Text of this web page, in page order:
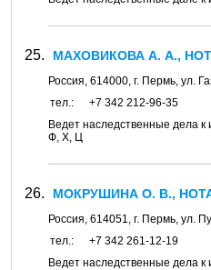
МАХОВИКОВА А. А.,
Россия, 614000, г. Пермь, ул.
тел.:
+7 342 212-96-35
Ведет наследственные дела
Ф, Х, Ц
МОКРУШИНА О. В.,
Россия, 614051, г. Пермь, ул.
тел.:
+7 342 261-12-19
Ведет наследственные дела